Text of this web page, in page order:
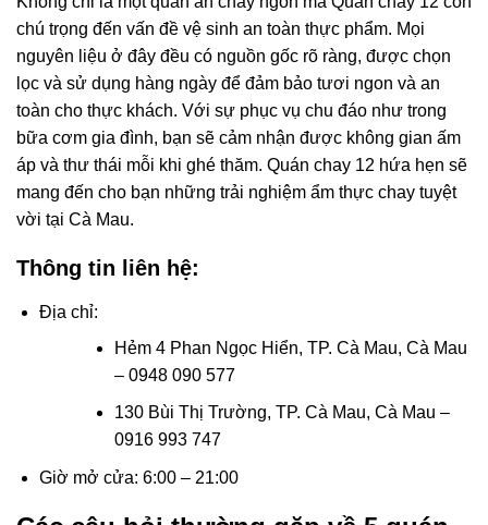
chú trọng đến vấn đề vệ sinh an toàn thực phẩm. Mọi
nguyên liệu ở đây đều có nguồn gốc rõ ràng, được chọn
lọc và sử dụng hàng ngày để đảm bảo tươi ngon và an
toàn cho thực khách. Với sự phục vụ chu đáo như trong
bữa cơm gia đình, bạn sẽ cảm nhận được không gian ấm
áp và thư thái mỗi khi ghé thăm. Quán chay 12 hứa hẹn sẽ
mang đến cho bạn những trải nghiệm ẩm thực chay tuyệt
vời tại Cà Mau.
Thông tin liên hệ:
Địa chỉ:
Hẻm 4 Phan Ngọc Hiển, TP. Cà Mau, Cà Mau
– 0948 090 577
130 Bùi Thị Trường, TP. Cà Mau, Cà Mau –
0916 993 747
Giờ mở cửa: 6:00 – 21:00